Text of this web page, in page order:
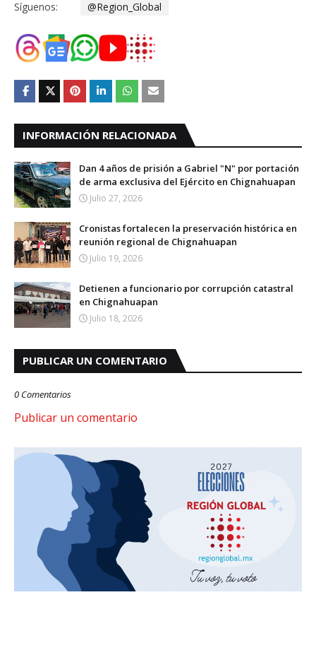
Síguenos: @Region_Global
INFORMACIÓN RELACIONADA
Dan 4 años de prisión a Gabriel "N" por portación
de arma exclusiva del Ejército en Chignahuapan
Julio 27, 2026
Cronistas fortalecen la preservación histórica en
reunión regional de Chignahuapan
Julio 19, 2026
Detienen a funcionario por corrupción catastral
en Chignahuapan
Julio 18, 2026
PUBLICAR UN COMENTARIO
0 Comentarios
Publicar un comentario